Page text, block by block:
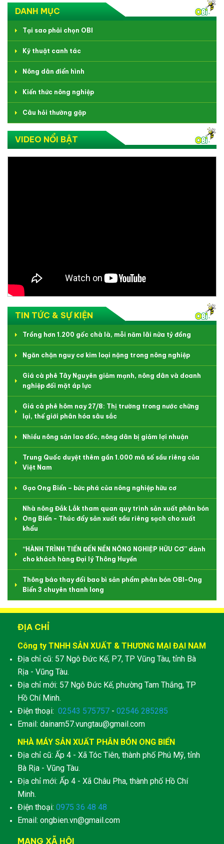
DANH MỤC
Tại sao phải chọn OBI
Kỹ thuật canh tác
Nông dân điển hình
Kiến thức nông nghiệp
Câu hỏi thường gặp
VIDEO NỔI BẬT
TIN TỨC & SỰ KIỆN
Trồng hơn 1.200 gốc chà là, mỗi năm lãi nửa tỷ đồng
Ngăn chặn nguy cơ kim loại nặng trong nông nghiệp
Giá cà phê Tây Nguyên giảm mạnh, nông dân và doanh
nghiệp đối mặt áp lực
Giá cà phê hôm nay 27/8: Thị trường trong nước chững
lại, thế giới phân hóa sâu sắc
Nhiều nông sản lao dốc, nông dân bị giảm lợi nhuận
Trung Quốc duyệt thêm gần 1.000 mã số sầu riêng của
Việt Nam
Gạo Ong Biển – bức phá của nông nghiệp hữu cơ
Nhà nông Đắk Lắk tham quan quy trình sản xuất phân bón
Ong Biển - Thúc đẩy sản xuất sầu riêng sạch cho xuất
khẩu
“HÀNH TRÌNH TIẾN ĐẾN NỀN NÔNG NGHIỆP HỮU CƠ” dành
cho khách hàng Đại lý Thông Huyền
Thông báo thay đổi bao bì sản phẩm phân bón OBI-Ong
Biển 3 chuyên thanh long
ĐỊA CHỈ
Công ty TNHH SẢN XUẤT & THƯƠNG MẠI ĐẠI NAM
Địa chỉ cũ: 57 Ngô Đức Kế, P7, TP Vũng Tàu, tỉnh Bà
Rịa - Vũng Tàu.
Địa chỉ mới: 57 Ngô Đức Kế, phường Tam Thắng, TP
Hồ Chí Minh.
Điện thoại: 02543 575757 - 02546 285285
Email: dainam57.vungtau@gmail.com
NHÀ MÁY SẢN XUẤT PHÂN BÓN ONG BIỂN
Địa chỉ cũ: Ấp 4 - Xã Tóc Tiên, thành phố Phú Mỹ, tỉnh
Bà Rịa - Vũng Tàu.
Địa chỉ mới: Ấp 4 - Xã Châu Pha, thành phố Hồ Chí
Minh.
Điện thoại: 0975 36 48 48
Email: ongbien.vn@gmail.com
MẠNG XÃ HỘI